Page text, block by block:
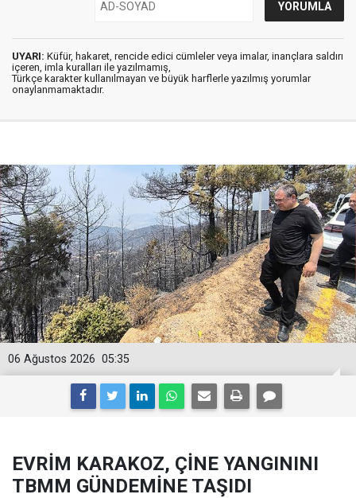
UYARI: Küfür, hakaret, rencide edici cümleler veya imalar, inançlara saldırı
içeren, imla kuralları ile yazılmamış,
Türkçe karakter kullanılmayan ve büyük harflerle yazılmış yorumlar
onaylanmamaktadır.
05:35
06 Ağustos 2026
EVRİM KARAKOZ, ÇİNE YANGININI
TBMM GÜNDEMİNE TAŞIDI